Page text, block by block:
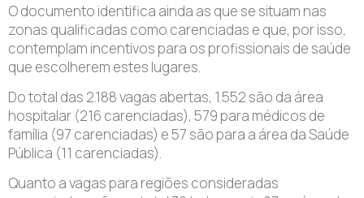
O documento identifica ainda as que se situam nas
zonas qualificadas como carenciadas e que, por isso,
contemplam incentivos para os profissionais de saúde
que escolherem estes lugares.
Do total das 2.188 vagas abertas, 1.552 são da área
hospitalar (216 carenciadas), 579 para médicos de
família (97 carenciadas) e 57 são para a área da Saúde
Pública (11 carenciadas).
Quanto a vagas para regiões consideradas